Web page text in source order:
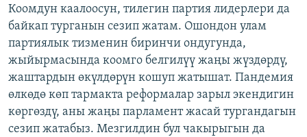
Коомдун каалоосун, тилегин партия лидерлери да
байкап турганын сезип жатам. Ошондон улам
партиялык тизменин биринчи ондугунда,
жыйырмасында коомго белгилүү жаңы жүздөрдү,
жаштардын өкүлдөрүн кошуп жатышат. Пандемия
өлкөдө көп тармакта реформалар зарыл экендигин
көргөздү, аны жаңы парламент жасай тургандагын
сезип жатабыз. Мезгилдин бул чакырыгын да